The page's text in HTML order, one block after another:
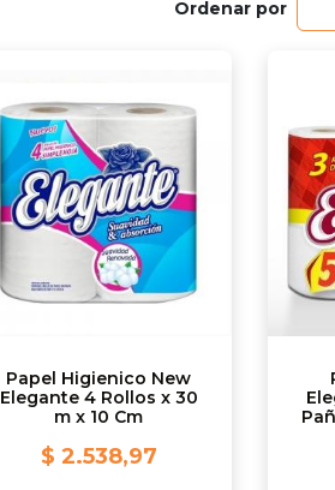
Ordenar por
Papel Higienico New
Elegante 4 Rollos x 30
m x 10 Cm
$ 2.538,97